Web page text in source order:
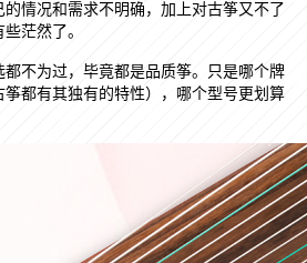
情况和需求不明确，加上对古筝又不了
茫然了。
不为过，毕竟都是品质筝。只是哪个牌
都有其独有的特性），哪个型号更划算